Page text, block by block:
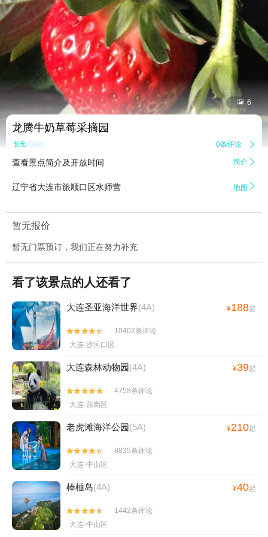
 6
龙腾牛奶草莓采摘园
暂无点评 0条评论 
查看景点简介及开放时间 简介 
辽宁省大连市旅顺口区水师营 地图 
暂无报价
暂无门票预订，我们正在努力补充
看了该景点的人还看了
大连圣亚海洋世界(4A) ¥188起


10402条评论
大连·沙河口区
大连森林动物园(4A) ¥39起


4758条评论
大连·西岗区
老虎滩海洋公园(5A) ¥210起


8835条评论
大连·中山区
棒棰岛(4A) ¥40起


1442条评论
大连·中山区
